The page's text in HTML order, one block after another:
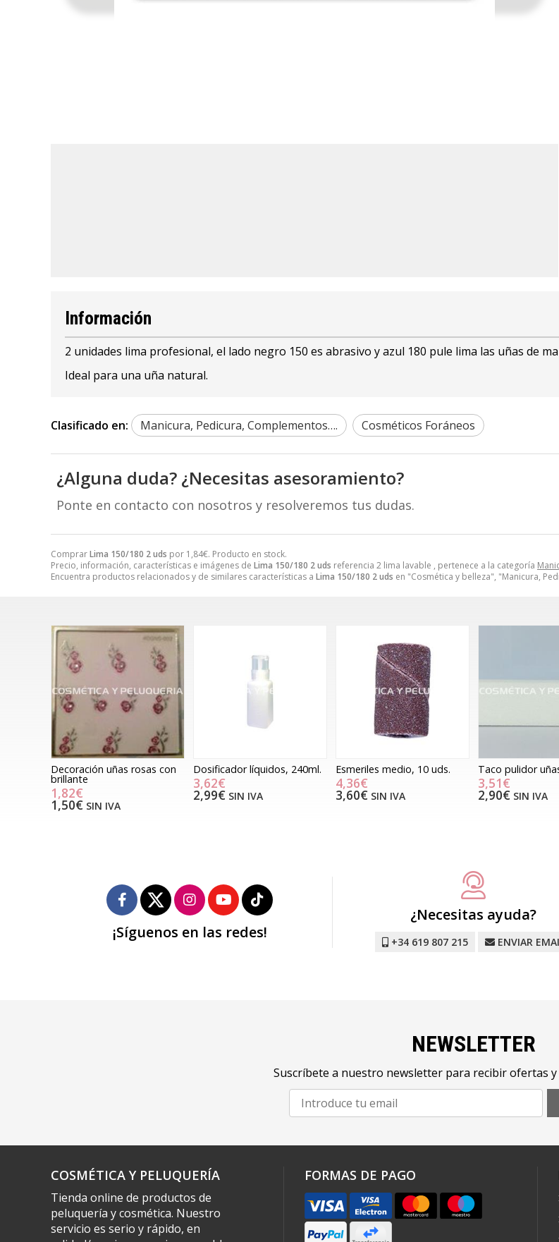
ComprarLima 150/180 2 uds por 1,84€. Producto en stock.
Precio, información, características e imágenes de Lima 150/180 2 uds referencia 2 lima lavable , pertenece a la categoría
Encuentra productos relacionados y de similares características a Lima 150/180 2 uds en "Cosmética y belleza", "Manicura,
Información
2 unidades lima profesional, el lado negro 150 es abrasivo y azul 180 pule lima las uñas de
Ideal para una uña natural.
Clasificado en: Manicura, Pedicura, Complementos…. Cosméticos Foráneos
¿Alguna duda? ¿Necesitas asesoramiento?
Ponte en contacto con nosotros y resolveremos tus dudas.
Decoración uñas rosas con
brillante
1,82€
1,50€ SIN IVA
Dosificador líquidos, 240ml.
3,62€
2,99€ SIN IVA
Esmeriles medio, 10 uds.
4,36€
3,60€ SIN IVA
Taco pulidor
3,51€
2,90€ SIN IVA
¡Síguenos en las redes!
¿Necesitas ayuda?
+34 619 807 215 ENVIAR
NEWSLETTER
Suscríbete a nuestro newsletter para recibir ofertas y
COSMÉTICA Y PELUQUERÍA
Tienda online de productos de
peluquería y cosmética. Nuestro
servicio es serio y rápido, en
FORMAS DE PAGO